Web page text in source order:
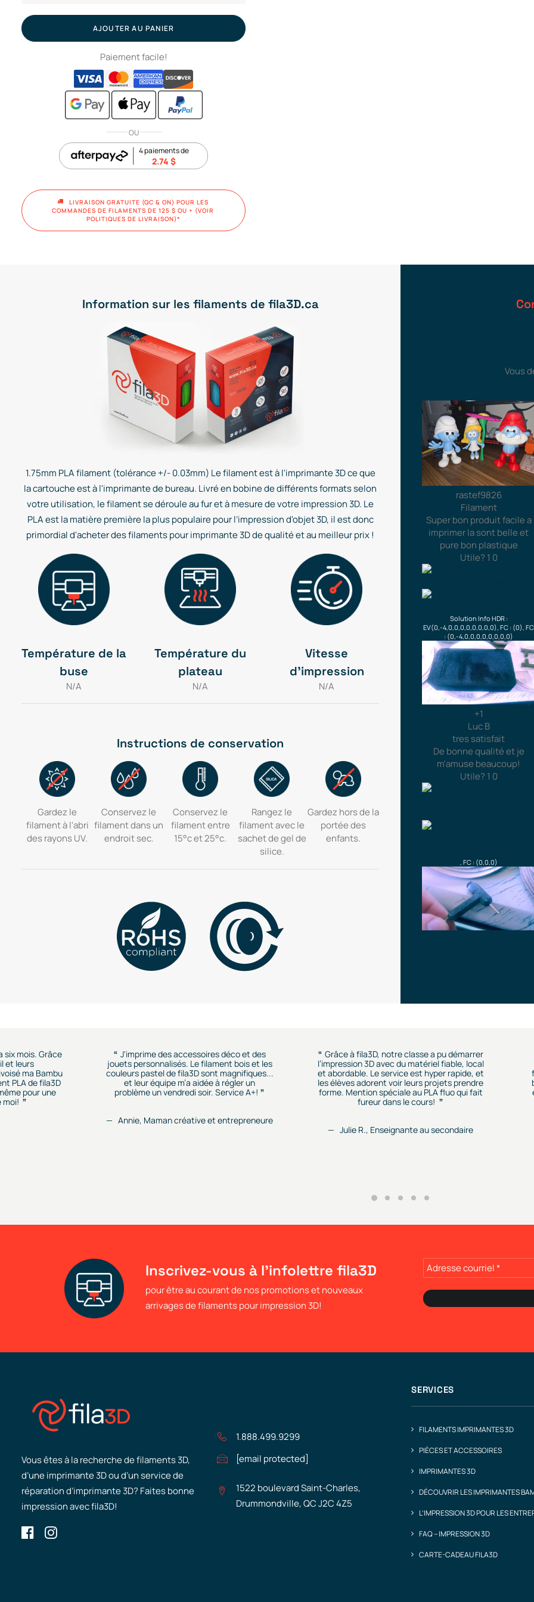
lite
4pin
AJOUTER AU PANIER
Paiement facile!
OU
4 paiements de
2.74 $
LIVRAISON GRATUITE (QC & ON) POUR LES
COMMANDES DE FILAMENTS DE 125 $ OU + (VOIR
POLITIQUES DE LIVRAISON)*
Information sur les filaments de fila3D.ca
1.75mm PLA filament (tolérance +/- 0.03mm) Le filament est à l'imprimante 3D ce que
la cartouche est à l'imprimante de bureau. Livré en bobine de différents formats selon
votre utilisation, le filament se déroule au fur et à mesure de votre impression 3D. Le
PLA est la matière première la plus populaire pour l’impression d'objet 3D, il est donc
primordial d'acheter des filaments pour imprimante 3D de qualité et au meilleur prix !
Température de la
buse
N/A
Température du
plateau
N/A
Vitesse
d'impression
N/A
Instructions de conservation
Gardez le
filament à l'abri
des rayons UV.
Conservez le
filament dans un
endroit sec.
Conservez le
filament entre
15°c et 25°c.
Rangez le
filament avec le
sachet de gel de
silice.
Gardez hors de la
portée des
enfants.
Vous
rastef9826
Filament
Super bon produit facile a
imprimer la sont belle et
pure bon plastique
Utile? 1 0
Solution Info HDR :
EV(0,-4,0,0,0,0,0,0,0,0), FC : (0), FC
: (0,-4,0,0,0,0,0,0,0,0)
+1
Luc B
tres satisfait
De bonne qualité et je
m'amuse beaucoup!
Utile? 1 0
, FC : (0,0,0)
six mois. Grâce
et leurs
ma Bambu
PLA de fila3D
pour une
moi!
J'imprime des accessoires déco et des
jouets personnalisés. Le filament bois et les
couleurs pastel de fila3D sont magnifiques...
et leur équipe m’a aidée à régler un
problème un vendredi soir. Service A+!
Annie, Maman créative et entrepreneure
Grâce à fila3D, notre classe a pu démarrer
l’impression 3D avec du matériel fiable, local
et abordable. Le service est hyper rapide, et
les élèves adorent voir leurs projets prendre
forme. Mention spéciale au PLA fluo qui fait
fureur dans le cours!
Julie R., Enseignante au secondaire
Inscrivez-vous à l'infolettre fila3D
pour être au courant de nos promotions et nouveaux
arrivages de filaments pour impression 3D!
Vous êtes à la recherche de filaments 3D,
d’une imprimante 3D ou d’un service de
réparation d’imprimante 3D? Faites bonne
impression avec fila3D!
1.888.499.9299
[email protected]
1522 boulevard Saint-Charles,
Drummondville, QC J2C 4Z5
SERVICES
FILAMENTS IMPRIMANTES 3D
PIÈCES ET ACCESSOIRES
IMPRIMANTES 3D
DÉCOUVRIR LES IMPRIMANTES
L’IMPRESSION 3D POUR LES
FAQ – IMPRESSION 3D
CARTE-CADEAU FILA3D